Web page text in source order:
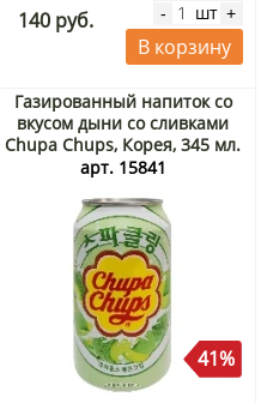
140 руб. - шт +
В корзину
Газированный напиток со
вкусом дыни со сливками
Chupa Chups, Корея, 345 мл.
Срок до 19.08.2026.
арт. 15841
41%